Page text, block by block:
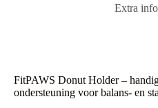
Extra
FitPAWS Donut Holder –
ondersteuning voor balans- en